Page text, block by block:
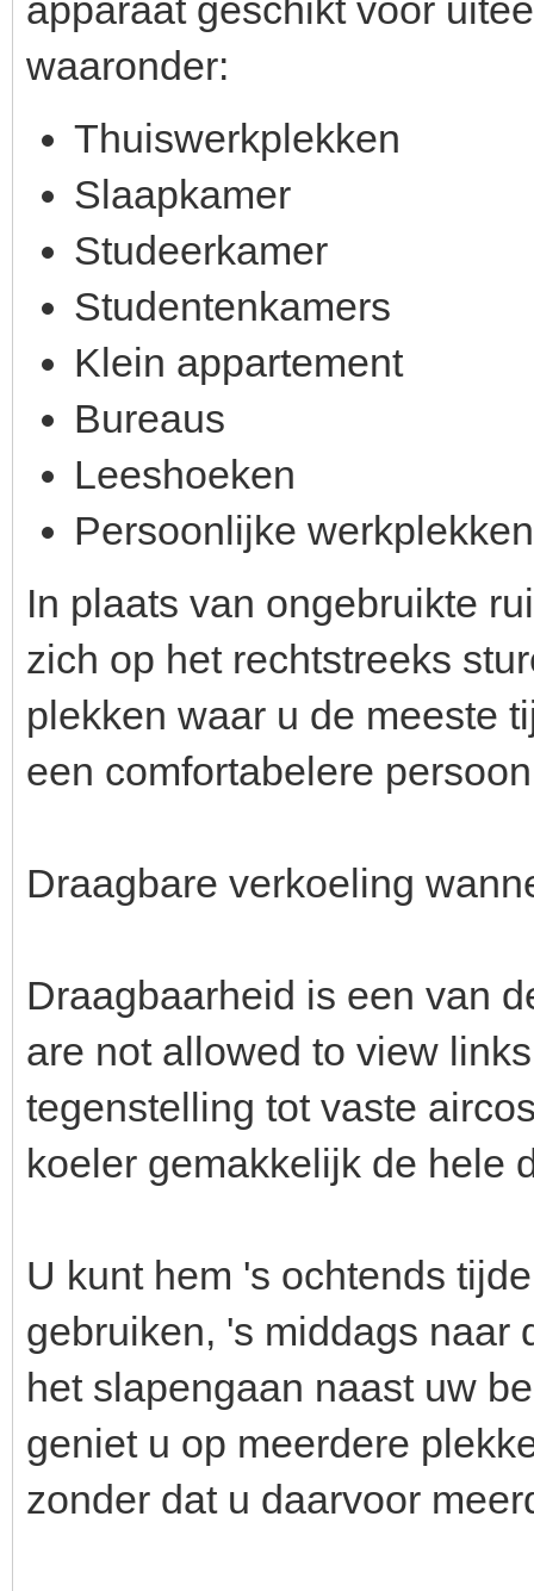
apparaat geschikt voor
waaronder:
Thuiswerkplekken
Slaapkamer
Studeerkamer
Studentenkamers
Klein appartement
Bureaus
Leeshoeken
Persoonlijke werkplekken
In plaats van ongebruikte
zich op het rechtstreeks
plekken waar u de meeste
een comfortabelere
Draagbare verkoeling
Draagbaarheid is een van
are not allowed to view
tegenstelling tot vaste
koeler gemakkelijk de hele
U kunt hem 's ochtends
gebruiken, 's middags naar
het slapengaan naast uw
geniet u op meerdere
zonder dat u daarvoor